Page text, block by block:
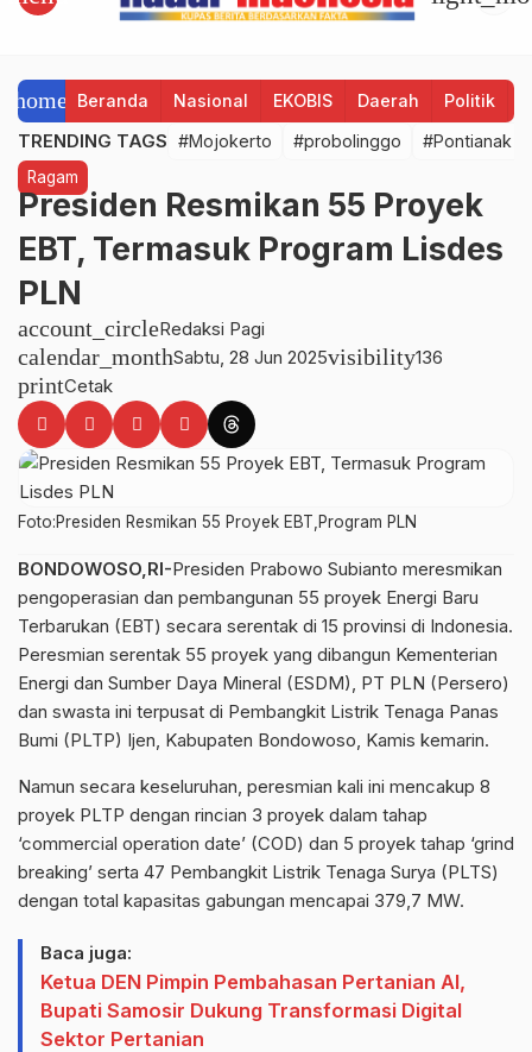
home Beranda Nasional EKOBIS Daerah Politik
TRENDING TAGS #Mojokerto #probolinggo #Pontianak
Ragam
Presiden Resmikan 55 Proyek
EBT, Termasuk Program Lisdes
PLN
account_circleRedaksi Pagi
calendar_monthSabtu, 28 Jun 2025visibility136
printCetak
Foto:Presiden Resmikan 55 Proyek EBT,Program PLN
BONDOWOSO,RI-Presiden Prabowo Subianto meresmikan
pengoperasian dan pembangunan 55 proyek Energi Baru
Terbarukan (EBT) secara serentak di 15 provinsi di Indonesia.
Peresmian serentak 55 proyek yang dibangun Kementerian
Energi dan Sumber Daya Mineral (ESDM), PT PLN (Persero)
dan swasta ini terpusat di Pembangkit Listrik Tenaga Panas
Bumi (PLTP) Ijen, Kabupaten Bondowoso, Kamis kemarin.
Namun secara keseluruhan, peresmian kali ini mencakup 8
proyek PLTP dengan rincian 3 proyek dalam tahap
‘commercial operation date’ (COD) dan 5 proyek tahap ‘grind
breaking’ serta 47 Pembangkit Listrik Tenaga Surya (PLTS)
dengan total kapasitas gabungan mencapai 379,7 MW.
Baca juga:
Ketua DEN Pimpin Pembahasan Pertanian AI,
Bupati Samosir Dukung Transformasi Digital
Sektor Pertanian